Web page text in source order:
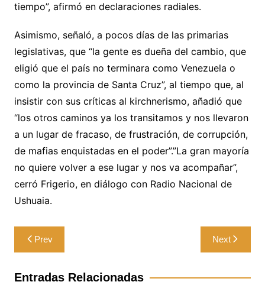
tiempo”, afirmó en declaraciones radiales.
Asimismo, señaló, a pocos días de las primarias
legislativas, que “la gente es dueña del cambio, que
eligió que el país no terminara como Venezuela o
como la provincia de Santa Cruz”, al tiempo que, al
insistir con sus críticas al kirchnerismo, añadió que
“los otros caminos ya los transitamos y nos llevaron
a un lugar de fracaso, de frustración, de corrupción,
de mafias enquistadas en el poder”.”La gran mayoría
no quiere volver a ese lugar y nos va acompañar”,
cerró Frigerio, en diálogo con Radio Nacional de
Ushuaia.
Navegación
de
entradas
Prev Next
Entradas Relacionadas